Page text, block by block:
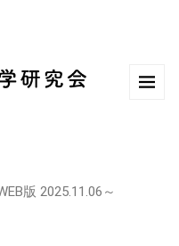
版 2025.11.06～